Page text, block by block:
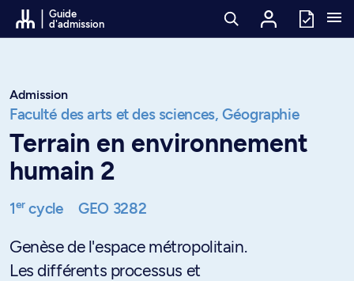
Passer au contenu
Guide
d'admission
Admission
Faculté des arts et des sciences, Géographie
Terrain en environnement
humain 2
1ercycle GEO 3282
Genèse de l'espace métropolitain.
Les différents processus et